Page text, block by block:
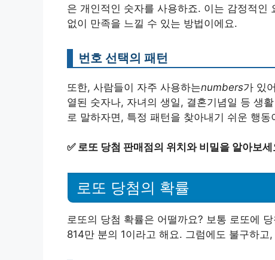
은 개인적인 숫자를 사용하죠. 이는 감정적
없이 만족을 느낄 수 있는 방법이에요.
번호 선택의 패턴
또한, 사람들이 자주 사용하는numbers가 있
열된 숫자나, 자녀의 생일, 결혼기념일 등 생
로 말하자면, 특정 패턴을 찾아내기 쉬운 행동
✅ 로또 당첨 판매점의 위치와 비밀을 알아보세
로또 당첨의 확률
로또의 당첨 확률은 어떨까요? 보통 로또에
814만 분의 1이라고 해요. 그럼에도 불구하